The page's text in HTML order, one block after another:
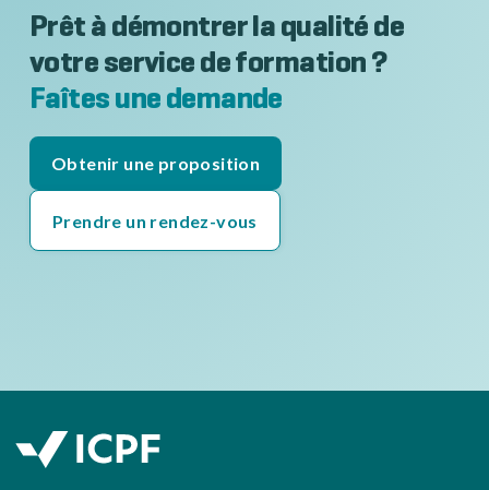
Prêt à démontrer la qualité de
votre service de formation ?
Faîtes une demande
Obtenir une proposition
Prendre un rendez-vous